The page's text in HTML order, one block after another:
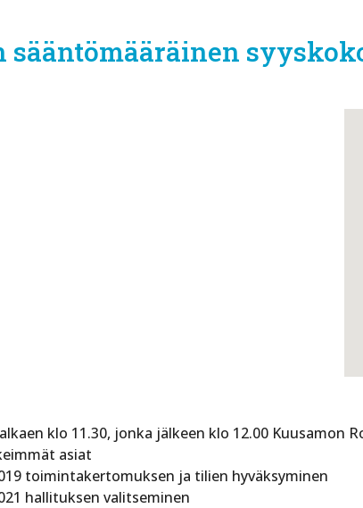
sääntömääräinen
klo 11.30, jonka jälkeen klo 12.00 Kuusamon
asiat
toimintakertomuksen ja tilien hyväksyminen
hallituksen valitseminen